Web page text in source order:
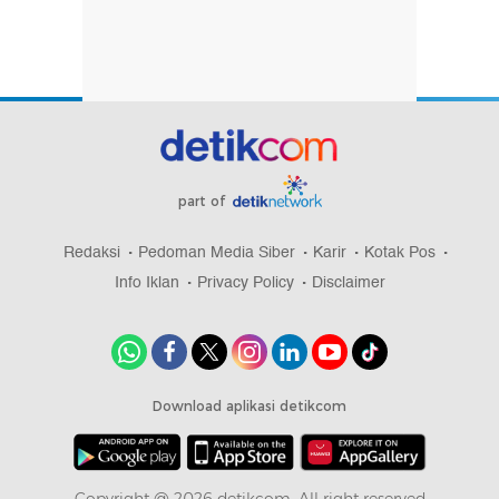
part of
Redaksi Pedoman Media Siber Karir
Kotak Pos
Info Iklan
Privacy Policy Disclaimer
Download aplikasi detikcom